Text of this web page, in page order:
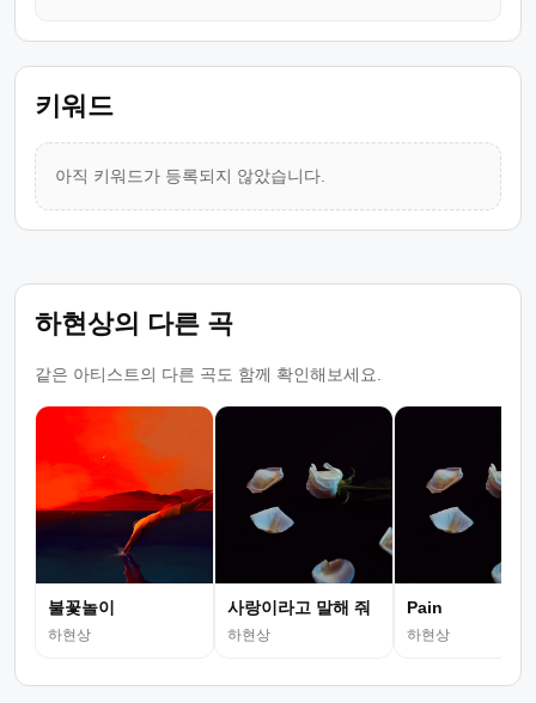
키워드
아직 키워드가 등록되지 않았습니다.
하현상의 다른 곡
같은 아티스트의 다른 곡도 함께 확인해보세요.
불꽃놀이
하현상
사랑이라고 말해 줘
하현상
Pain
하현상